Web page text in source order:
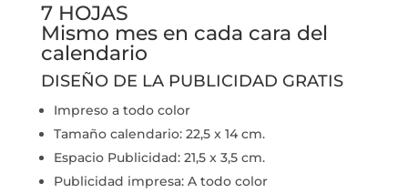
7 HOJAS
Mismo mes en cada cara del
calendario
DISEÑO DE LA PUBLICIDAD GRATIS
Impreso a todo color
Tamaño calendario: 22,5 x 14 cm.
Espacio Publicidad: 21,5 x 3,5 cm.
Publicidad impresa: A todo color